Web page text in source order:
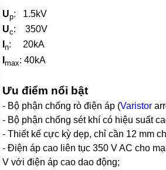
Up: 1.5kV
Uc: 350V
In: 20kA
Imax: 40kA
Ưu điểm nổi bật
- Bộ phận chống rò điện áp (Varistor
- Bộ phận chống sét khí có hiệu suất
- Thiết kế cực kỳ dẹp, chỉ cần 12 mm
- Điện áp cao liên tục 350 V AC cho
V với điện áp cao dao động;